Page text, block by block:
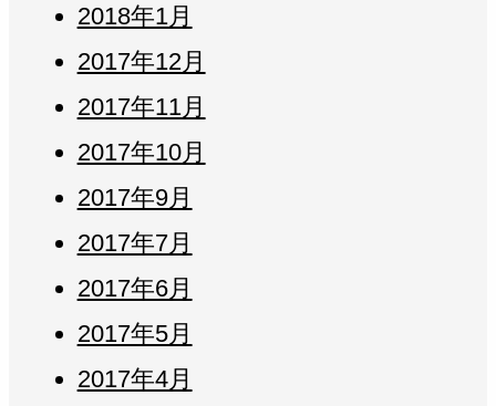
2018年1月
2017年12月
2017年11月
2017年10月
2017年9月
2017年7月
2017年6月
2017年5月
2017年4月